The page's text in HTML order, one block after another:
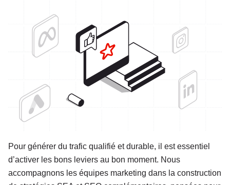
Pour générer du trafic qualifié et durable, il est essentiel
d’activer les bons leviers au bon moment. Nous
accompagnons les équipes marketing dans la construction